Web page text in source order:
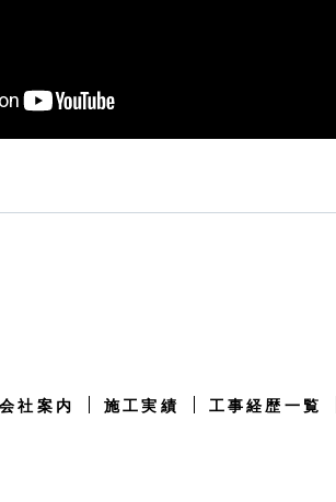
会社案内 施工実績 工事経歴一覧